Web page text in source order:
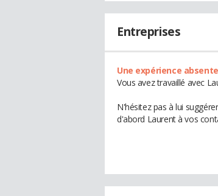
Entreprises
Une expérience
Vous avez travaillé avec
N'hésitez pas à lui
d'abord Laurent à vos